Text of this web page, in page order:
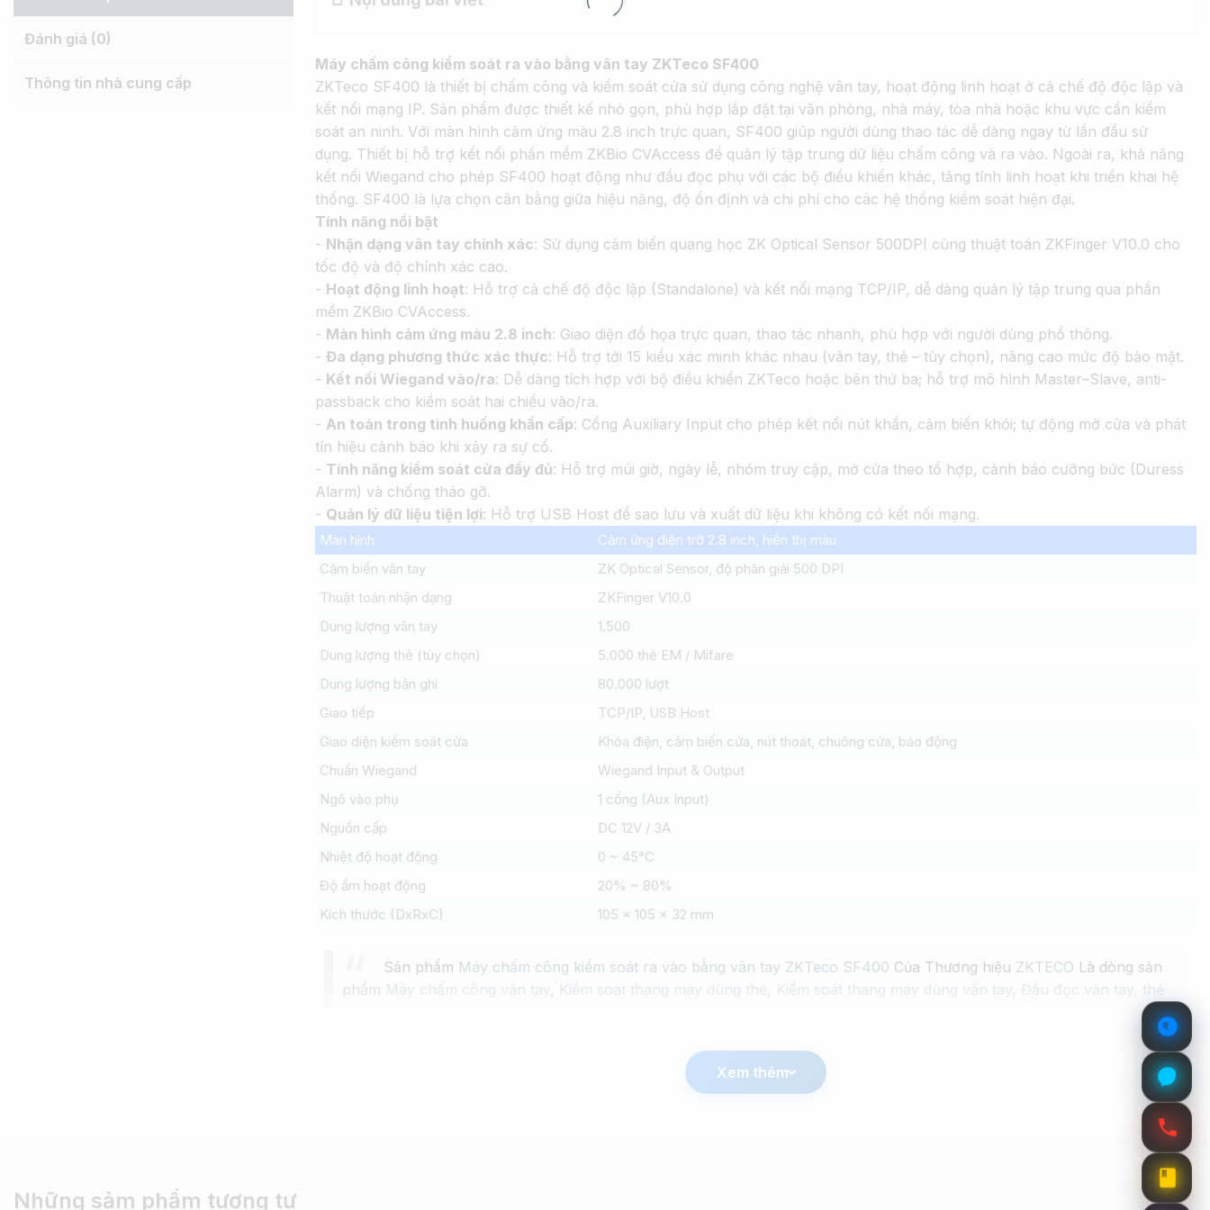
Đánh giá (0)
Thông tin nhà cung cấp
Máy chấm công kiểm soát ra vào bằng vân tay ZKTeco SF400
ZKTeco SF400 là thiết bị chấm công và kiểm soát cửa sử dụng công nghệ vân tay, hoạt động linh hoạt ở cả chế độ độc lập và
kết nối mạng IP. Sản phẩm được thiết kế nhỏ gọn, phù hợp lắp đặt tại văn phòng, nhà máy, tòa nhà hoặc khu vực cần kiểm
soát an ninh. Với màn hình cảm ứng màu 2.8 inch trực quan, SF400 giúp người dùng thao tác dễ dàng ngay từ lần đầu sử
dụng. Thiết bị hỗ trợ kết nối phần mềm ZKBio CVAccess để quản lý tập trung dữ liệu chấm công và ra vào. Ngoài ra, khả năng
kết nối Wiegand cho phép SF400 hoạt động như đầu đọc phụ với các bộ điều khiển khác, tăng tính linh hoạt khi triển khai hệ
thống. SF400 là lựa chọn cân bằng giữa hiệu năng, độ ổn định và chi phí cho các hệ thống kiểm soát hiện đại.
Tính năng nổi bật
- Nhận dạng vân tay chính xác: Sử dụng cảm biến quang học ZK Optical Sensor 500DPI cùng thuật toán ZKFinger V10.0 cho
tốc độ và độ chính xác cao.
- Hoạt động linh hoạt: Hỗ trợ cả chế độ độc lập (Standalone) và kết nối mạng TCP/IP, dễ dàng quản lý tập trung qua phần
mềm ZKBio CVAccess.
- Màn hình cảm ứng màu 2.8 inch: Giao diện đồ họa trực quan, thao tác nhanh, phù hợp với người dùng phổ thông.
- Đa dạng phương thức xác thực: Hỗ trợ tới 15 kiểu xác minh khác nhau (vân tay, thẻ – tùy chọn), nâng cao mức độ bảo mật.
- Kết nối Wiegand vào/ra: Dễ dàng tích hợp với bộ điều khiển ZKTeco hoặc bên thứ ba; hỗ trợ mô hình Master–Slave, anti-
passback cho kiểm soát hai chiều vào/ra.
- An toàn trong tình huống khẩn cấp: Cổng Auxiliary Input cho phép kết nối nút khẩn, cảm biến khói; tự động mở cửa và phát
tín hiệu cảnh báo khi xảy ra sự cố.
- Tính năng kiểm soát cửa đầy đủ: Hỗ trợ múi giờ, ngày lễ, nhóm truy cập, mở cửa theo tổ hợp, cảnh báo cưỡng bức (Duress
Alarm) và chống tháo gỡ.
- Quản lý dữ liệu tiện lợi: Hỗ trợ USB Host để sao lưu và xuất dữ liệu khi không có kết nối mạng.
Màn hình
Cảm ứng điện trở 2.8 inch, hiển thị màu
Cảm biến vân tay
ZK Optical Sensor, độ phân giải 500 DPI
Thuật toán nhận dạng
ZKFinger V10.0
Dung lượng vân tay
1.500
Dung lượng thẻ (tùy chọn)
5.000 thẻ EM / Mifare
Dung lượng bản ghi
80.000 lượt
Giao tiếp
TCP/IP, USB Host
Giao diện kiểm soát cửa
Khóa điện, cảm biến cửa, nút thoát, chuông cửa, báo động
Chuẩn Wiegand
Wiegand Input & Output
Ngõ vào phụ
1 cổng (Aux Input)
Nguồn cấp
DC 12V / 3A
Nhiệt độ hoạt động
0 ~ 45°C
Độ ẩm hoạt động
20% ~ 80%
Kích thước (DxRxC)
105 x 105 x 32 mm
Sản phẩm Máy chấm công kiểm soát ra vào bằng vân tay ZKTeco SF400 Của Thương hiệu ZKTECO Là dòng sản
phẩm Máy chấm công vân tay, Kiểm soát thang máy dùng thẻ, Kiểm soát thang máy dùng vân tay, Đầu đọc vân tay, thẻ
Xem thêm
Những sảm phẩm tương tự